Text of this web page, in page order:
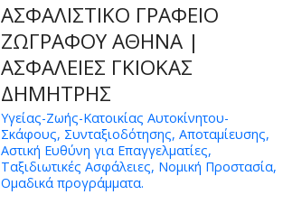
ΑΣΦΑΛΙΣΤΙΚΟ ΓΡΑΦΕΙΟ
ΖΩΓΡΑΦΟΥ ΑΘΗΝΑ |
ΑΣΦΑΛΕΙΕΣ ΓΚΙΟΚΑΣ
ΔΗΜΗΤΡΗΣ
Υγείας-Ζωής-Κατοικίας Αυτοκίνητου-
Σκάφους, Συνταξιοδότησης, Αποταμίευσης,
Αστική Ευθύνη για Επαγγελματίες,
Ταξιδιωτικές Ασφάλειες, Νομική Προστασία,
Ομαδικά προγράμματα.